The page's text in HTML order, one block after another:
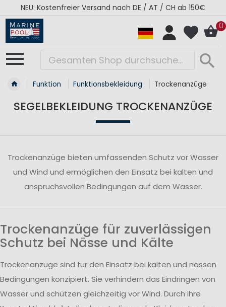
NEU: Kostenfreier Versand nach DE / AT / CH ab 150€
0
Funktion Funktionsbekleidung Trockenanzüge
SEGELBEKLEIDUNG TROCKENANZÜGE
Trockenanzüge bieten umfassenden Schutz vor Wasser
und Wind und ermöglichen den Einsatz bei kalten und
anspruchsvollen Bedingungen auf dem Wasser.
Trockenanzüge für zuverlässigen
Schutz bei Nässe und Kälte
Trockenanzüge sind für den Einsatz bei kalten und nassen
Bedingungen konzipiert. Sie verhindern das Eindringen von
Wasser und schützen gleichzeitig vor Wind. Durch ihre